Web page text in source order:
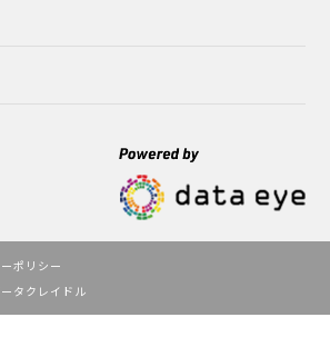
ポリシー
タクレイドル